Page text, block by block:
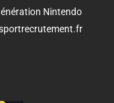
Nintendo